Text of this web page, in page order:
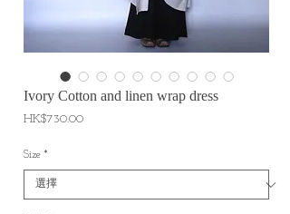
Ivory Cotton and linen wrap dress
HK$730.00價
Size *